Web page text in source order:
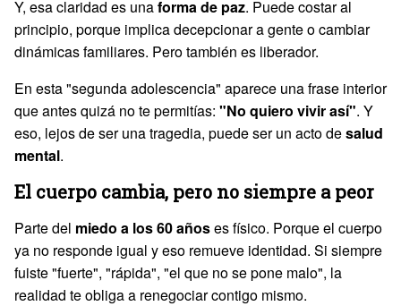
Y, esa claridad es unaforma de paz. Puede costar al
principio, porque implica decepcionar a gente o cambiar
dinámicas familiares. Pero también es liberador.
En esta "segunda adolescencia" aparece una frase interior
que antes quizá no te permitías: "No quiero vivir así". Y
eso, lejos de ser una tragedia, puede ser un acto desalud
mental.
El cuerpo cambia, pero no siempre a peor
Parte del miedo a los 60 añoses físico. Porque el cuerpo
ya no responde igual y eso remueve identidad. Si siempre
fuiste "fuerte", "rápida", "el que no se pone malo", la
realidad te obliga a renegociar contigo mismo.